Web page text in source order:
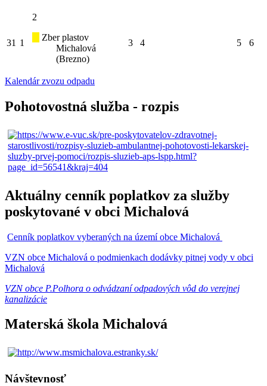
31 1
2
Zber plastov
Michalová
(Brezno)
3 4 5 6
Kalendár zvozu odpadu
Pohotovostná služba - rozpis
Aktuálny cenník poplatkov za služby
poskytované v obci Michalová
Cenník poplatkov vyberaných na území obce Michalová
VZN obce Michalová o podmienkach dodávky pitnej vody v obci
Michalová
VZN obce P.Polhora o odvádzaní odpadových vôd do verejnej
kanalizácie
Materská škola Michalová
Návštevnosť